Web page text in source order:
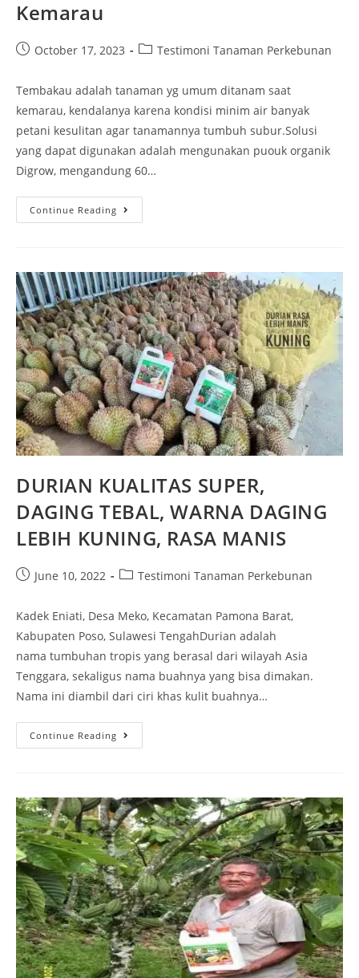
Kemarau
October 17, 2023 Testimoni Tanaman Perkebunan
Tembakau adalah tanaman yg umum ditanam saat
kemarau, kendalanya karena kondisi minim air banyak
petani kesulitan agar tanamannya tumbuh subur.Solusi
yang dapat digunakan adalah mengunakan puouk organik
Digrow, mengandung 60…
Continue Reading
DURIAN KUALITAS SUPER,
DAGING TEBAL, WARNA DAGING
LEBIH KUNING, RASA MANIS
June 10, 2022 Testimoni Tanaman Perkebunan
Kadek Eniati, Desa Meko, Kecamatan Pamona Barat,
Kabupaten Poso, Sulawesi TengahDurian adalah
nama tumbuhan tropis yang berasal dari wilayah Asia
Tenggara, sekaligus nama buahnya yang bisa dimakan.
Nama ini diambil dari ciri khas kulit buahnya…
Continue Reading